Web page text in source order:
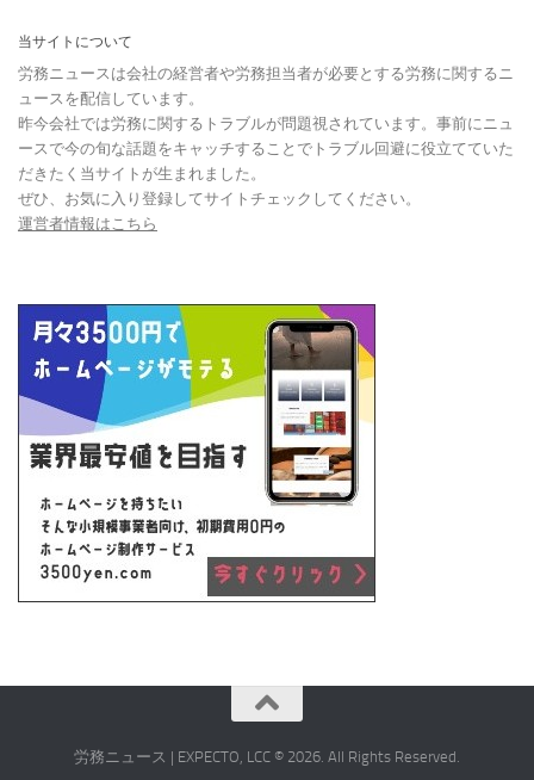
当サイトについて
労務ニュースは会社の経営者や労務担当者が必要とする労務に関するニ
ュースを配信しています。
昨今会社では労務に関するトラブルが問題視されています。事前にニュ
ースで今の旬な話題をキャッチすることでトラブル回避に役立てていた
だきたく当サイトが生まれました。
ぜひ、お気に入り登録してサイトチェックしてください。
運営者情報はこちら
労務ニュース | EXPECTO, LCC © 2026. All Rights Reserved.